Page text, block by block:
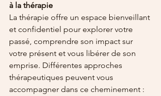
à la thérapie
La thérapie offre un espace bienveillant
et confidentiel pour explorer votre
passé, comprendre son impact sur
votre présent et vous libérer de son
emprise. Différentes approches
thérapeutiques peuvent vous
accompagner dans ce cheminement :